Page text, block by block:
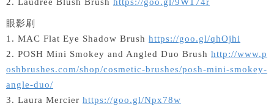
2. Laudree Blush Brush https://goo.gl/9W174r
眼影刷
1. MAC Flat Eye Shadow Brush https://goo.gl/qhOjhi
2. POSH Mini Smokey and Angled Duo Brush http://www.p
oshbrushes.com/shop/cosmetic-brushes/posh-mini-smokey-
angle-duo/
3. Laura Mercier https://goo.gl/Npx78w